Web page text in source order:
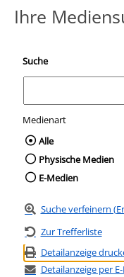
Ihre
Suche
Medienart
Wählen Sie
Alle
Physische Medien
E-Medien
Suche verfeinern
Zur Trefferliste
Detailanzeige
Detailanzeige per